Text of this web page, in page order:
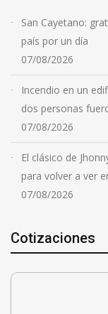
San Cayetano:
país por un día
07/08/2026
Incendio en un
dos personas
07/08/2026
El clásico de
para volver a ver
07/08/2026
Cotizaciones